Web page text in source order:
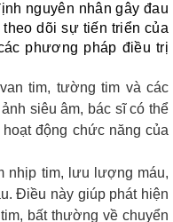
nguyên nhân gây đau
dõi sự tiến triển của
phương pháp điều trị
tim, tường tim và các
siêu âm, bác sĩ có thể
động chức năng của
nhịp tim, lưu lượng máu,
Điều này giúp phát hiện
bất thường về chuyển